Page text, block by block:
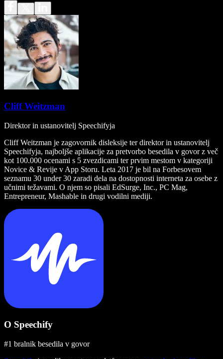
Cliff Weitzman
Direktor in ustanovitelj Speechifyja
Cliff Weitzman je zagovornik disleksije ter direktor in ustanovitelj
Speechifyja, najboljše aplikacije za pretvorbo besedila v govor z več
kot 100.000 ocenami s 5 zvezdicami ter prvim mestom v kategoriji
Novice & Revije v App Storu. Leta 2017 je bil na Forbesovem
seznamu 30 under 30 zaradi dela na dostopnosti interneta za osebe z
učnimi težavami. O njem so pisali EdSurge, Inc., PC Mag,
Entrepreneur, Mashable in drugi vodilni mediji.
O Speechify
#1 bralnik besedila v govor